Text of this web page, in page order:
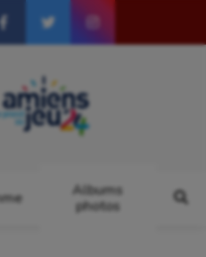
Albums
photos